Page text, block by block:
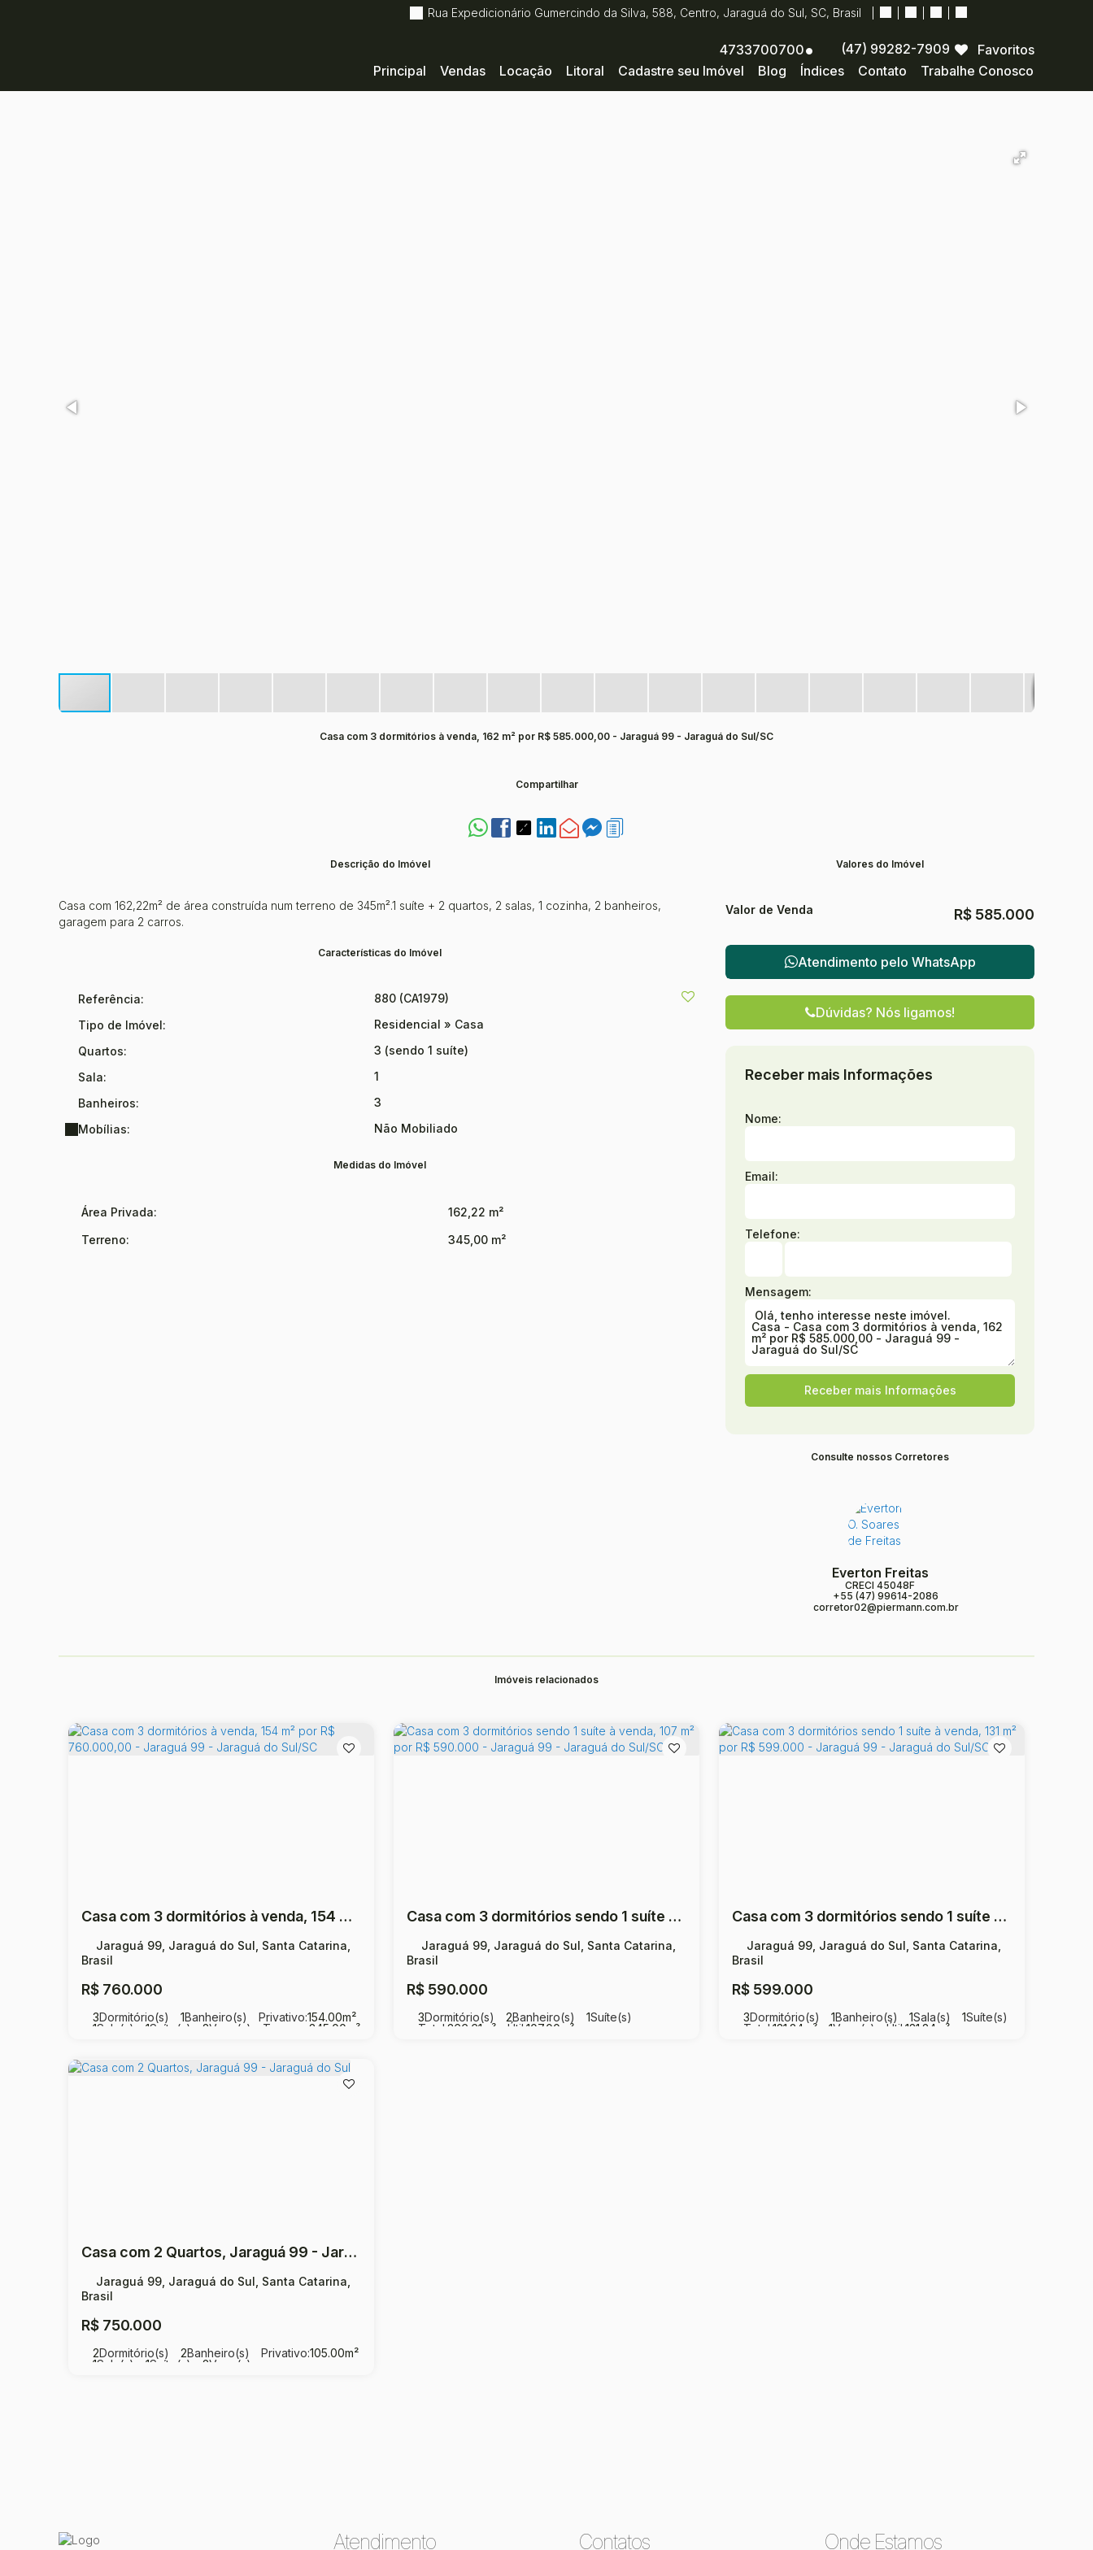
Rua Expedicionário Gumercindo da Silva, 588, Centro, Jaraguá do Sul, SC, Brasil
Trabalhe Conosco
Contato
Índices
Blog
Cadastre seu Imóvel
Litoral
Locação
Vendas
Principal
Favoritos
4733700700 (47) 99282-7909
Casa com 3 dormitórios à venda, 162 m² por R$ 585.000,00 - Jaraguá 99 - Jaraguá do Sul/SC
Compartilhar
Descrição do Imóvel
Casa com 162,22m² de área construída num terreno de 345m².1 suíte + 2 quartos, 2 salas, 1 cozinha, 2 banheiros,
garagem para 2 carros.
Características do Imóvel
Referência: 880 (CA1979)
Tipo de Imóvel:
Residencial » Casa
Quartos:
3 (sendo 1 suíte)
Sala:
1
Banheiros:
3
Mobílias:
Não Mobiliado
Medidas do Imóvel
Área Privada:
162,22 m²
Terreno:
345,00 m²
Valores do Imóvel
R$ 585.000
Valor de Venda
Atendimento pelo WhatsApp
Dúvidas? Nós ligamos!
Receber mais Informações
Nome:
Email:
Telefone:
Mensagem:
Consulte nossos Corretores
Everton Freitas
CRECI 45048F
+55 (47) 99614-2086
corretor02@piermann.com.br
Imóveis relacionados
Casa com 3 dormitórios à venda, 154 m² por R$ 760.000,00 - Jaraguá 99 - Jaraguá do Sul/SC
R$ 760.000
Jaraguá 99, Jaraguá do Sul, Santa Catarina,
Brasil
3Dormitório(s) 1Banheiro(s) Privativo:154.00m²
1Sala(s) 1Suíte(s) 2Vaga(s) Terreno: 345 .00 m²
Casa com 3 dormitórios sendo 1 suíte à venda, 107 m² por R$ 590.000 - Jaraguá 99 - Jaraguá do Sul/SC
R$590.000
Jaraguá 99, Jaraguá do Sul, Santa Catarina,
Brasil
3Dormitório(s) 2Banheiro(s) 1Suíte(s)
Total: 366 .61 m² Útil: 107.00 m²
Casa com 3 dormitórios sendo 1 suíte à venda, 131 m² por R$ 599.000 - Jaraguá 99 - Jaraguá do Sul/SC
R$599.000
Jaraguá 99, Jaraguá do Sul, Santa Catarina,
Brasil
3Dormitório(s) 1Banheiro(s) 1Sala(s) 1Suíte(s)
Total: 131 .24 m² 1Vaga(s) Útil: 131 .24 m²
Casa com 2 Quartos, Jaraguá 99 - Jaraguá do Sul
R$ 750.000
Jaraguá 99, Jaraguá do Sul, Santa Catarina,
Brasil
2Dormitório(s) 2Banheiro(s) Privativo:105.00m²
1Sala(s) 1Suíte(s) 2Vaga(s)
Atendimento Contatos Onde Estamos